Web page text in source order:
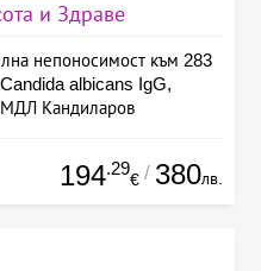
и Здраве
непоносимост към 283
albicans IgG,
Кандиларов
194.29
€ / 380лв.